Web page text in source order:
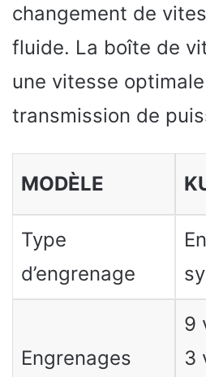
changement de
fluide. La boîte de
une vitesse
transmission de
MODÈLE
Type
d’engrenage
Engrenages
9
3